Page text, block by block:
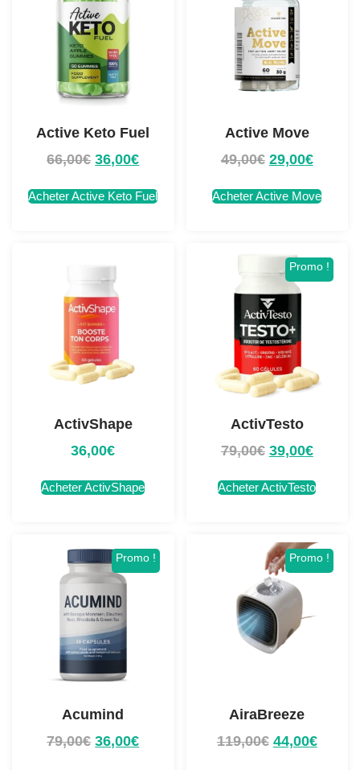
Active Keto Fuel
66,00€ 36,00€
Acheter Active Keto Fuel
Active Move
49,00€ 29,00€
Acheter Active Move
ActivShape
36,00€
Acheter ActivShape
Promo !
ActivTesto
79,00€ 39,00€
Acheter ActivTesto
Promo !
Acumind
79,00€ 36,00€
Promo !
AiraBreeze
119,00€ 44,00€